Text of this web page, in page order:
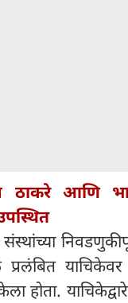
ठाकरे आणि
याचिकेवर
होता.